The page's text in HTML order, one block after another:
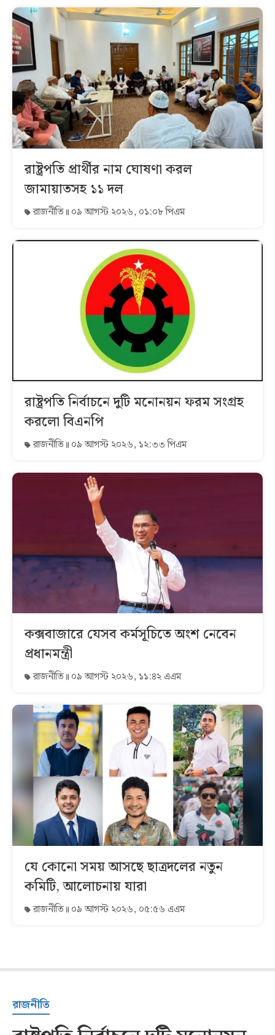
রাষ্ট্রপতি প্রার্থীর নাম ঘোষণা করল
জামায়াতসহ ১১ দল
রাজনীতি ০৯ আগস্ট ২০২৬, ০১:০৮ পিএম
রাষ্ট্রপতি নির্বাচনে দুটি মনোনয়ন ফরম সংগ্রহ
করলো বিএনপি
রাজনীতি ০৯ আগস্ট ২০২৬, ১২:৩৩ পিএম
কক্সবাজারে যেসব কর্মসূচিতে অংশ নেবেন
প্রধানমন্ত্রী
রাজনীতি ০৯ আগস্ট ২০২৬, ১১:৪২ এএম
যে কোনো সময় আসছে ছাত্রদলের নতুন
কমিটি, আলোচনায় যারা
রাজনীতি ০৯ আগস্ট ২০২৬, ০৫:৫৬ এএম
রাজনীতি